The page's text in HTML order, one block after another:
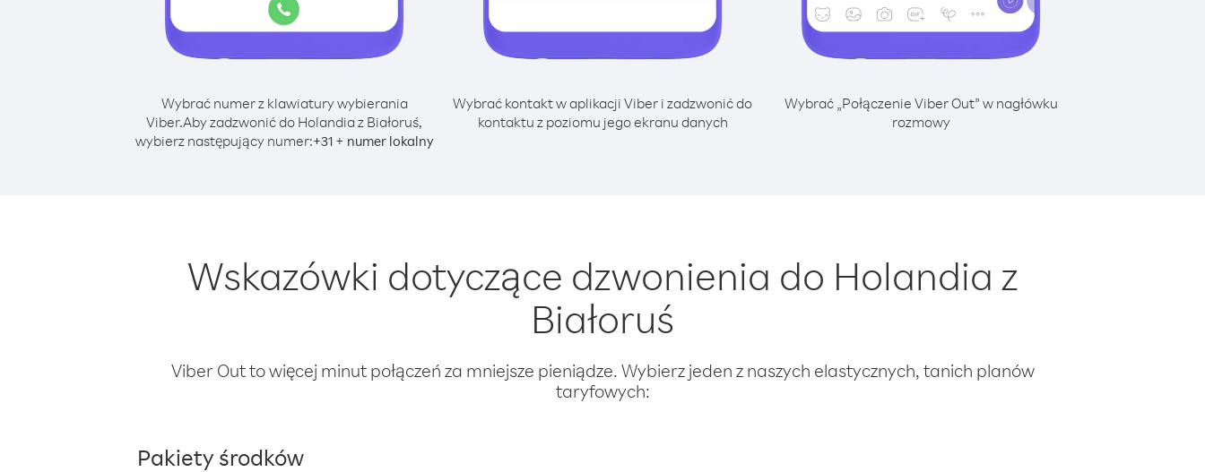
Wybrać numer z klawiatury wybierania
Viber.Aby zadzwonić do Holandia z Białoruś,
wybierz następujący numer:+31+ numer lokalny
Wybrać kontakt w aplikacji Viber i zadzwonić do
kontaktu z poziomu jego ekranu danych
Wybrać „Połączenie Viber Out” w nagłówku
rozmowy
Wskazówki dotyczące dzwonienia do Holandia z
Białoruś
Viber Out to więcej minut połączeń za mniejsze pieniądze. Wybierz jeden z naszych elastycznych, tanich planów
taryfowych:
Pakiety środków